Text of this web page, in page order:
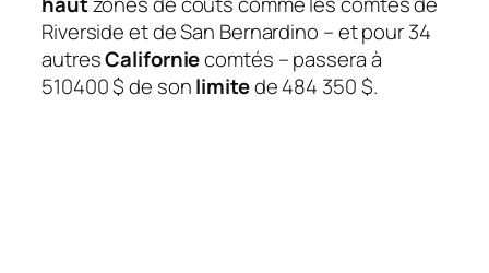
Riverside et de San Bernardino – et pour 34
autresCaliforniecomtés – passera à
510400 $ de sonlimitede 484 350 $.